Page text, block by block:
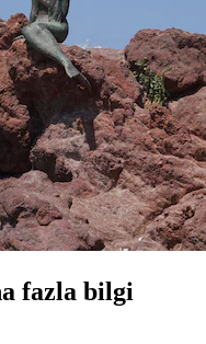
fazla bilgi